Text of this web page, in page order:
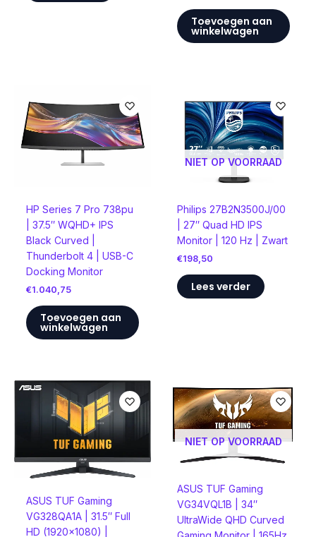
Toevoegen aan
winkelwagen
HP Series 7 Pro 738pu
| 37.5″ WQHD+ IPS
Black Curved |
Thunderbolt 4 | USB-C
Docking Monitor
€1.040,75
Toevoegen aan
winkelwagen
NIET OP VOORRAAD
Philips 27B2N3500J/00
| 27″ Quad HD IPS
Monitor | 120 Hz | Zwart
€198,50
Lees verder
ASUS TUF Gaming
VG328QA1A | 31.5″ Full
HD (1920×1080) |
NIET OP VOORRAAD
ASUS TUF Gaming
VG34VQL1B | 34″
UltraWide QHD Curved